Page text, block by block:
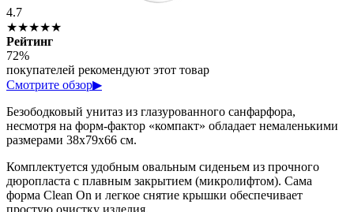
4.7
★★★★★
Рейтинг
72%
покупателей рекомендуют этот товар
Смотрите обзор▶
Безободковый унитаз из глазурованного санфарфора,
несмотря на форм-фактор «компакт» обладает немаленькими
размерами 38х79х66 см.
Комплектуется удобным овальным сиденьем из прочного
дюропласта с плавным закрытием (микролифтом). Сама
форма Clean On и легкое снятие крышки обеспечивает